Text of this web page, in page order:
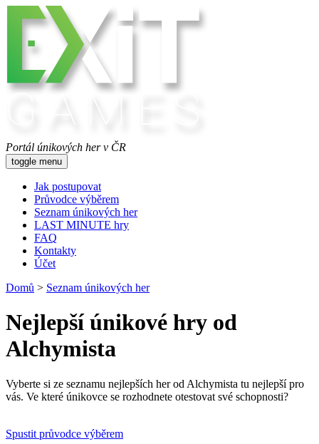
Portál únikových her v ČR
toggle menu
Jak postupovat
Průvodce výběrem
Seznam únikových her
LAST MINUTE hry
FAQ
Kontakty
Účet
Domů > Seznam únikových her
Nejlepší únikové hry od
Alchymista
Vyberte si ze seznamu nejlepších her od Alchymista tu nejlepší pro
vás. Ve které únikovce se rozhodnete otestovat své schopnosti?
Spustit průvodce výběrem